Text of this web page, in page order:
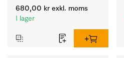
rektoskop.
680,00 kr exkl. moms
I lager